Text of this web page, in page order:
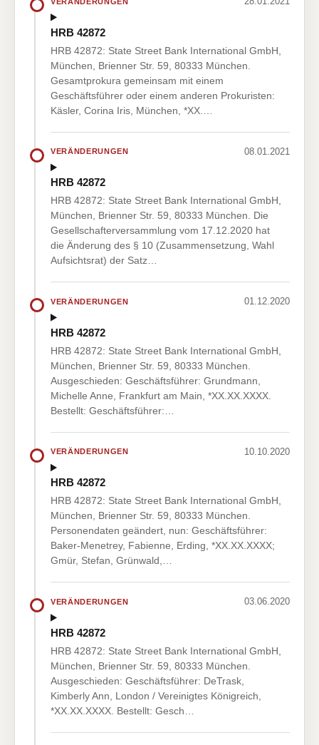
HRB 42872
HRB 42872: State Street Bank International GmbH,
München, Brienner Str. 59, 80333 München.
Gesamtprokura gemeinsam mit einem
Geschäftsführer oder einem anderen Prokuristen:
Käsler, Corina Iris, München, *XX.…
VERÄNDERUNGEN 08.01.2021
HRB 42872
HRB 42872: State Street Bank International GmbH,
München, Brienner Str. 59, 80333 München. Die
Gesellschafterversammlung vom 17.12.2020 hat
die Änderung des § 10 (Zusammensetzung, Wahl
Aufsichtsrat) der Satz…
VERÄNDERUNGEN 01.12.2020
HRB 42872
HRB 42872: State Street Bank International GmbH,
München, Brienner Str. 59, 80333 München.
Ausgeschieden: Geschäftsführer: Grundmann,
Michelle Anne, Frankfurt am Main, *XX.XX.XXXX.
Bestellt: Geschäftsführer:…
VERÄNDERUNGEN 10.10.2020
HRB 42872
HRB 42872: State Street Bank International GmbH,
München, Brienner Str. 59, 80333 München.
Personendaten geändert, nun: Geschäftsführer:
Baker-Menetrey, Fabienne, Erding, *XX.XX.XXXX;
Gmür, Stefan, Grünwald,…
VERÄNDERUNGEN 03.06.2020
HRB 42872
HRB 42872: State Street Bank International GmbH,
München, Brienner Str. 59, 80333 München.
Ausgeschieden: Geschäftsführer: DeTrask,
Kimberly Ann, London / Vereinigtes Königreich,
*XX.XX.XXXX. Bestellt: Gesch…